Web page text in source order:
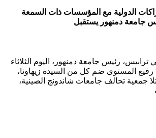
الدولية مع المؤسسات ذات السمعة
جامعة دمنهور يستقبل
ترابيس، رئيس جامعة دمنهور، اليوم الثلاثاء
وفد رفيع المستوى ضم كل من السيدة زيهاونا،
جمعية تحالف جامعات شاندونج الصينية،